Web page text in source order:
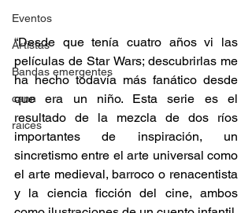
Eventos
Artistas
Bandas emergentes
cann
raices
“Desde que tenía cuatro años vi las
películas de Star Wars; descubrirlas me
ha hecho todavía más fanático desde
que era un niño. Esta serie es el
resultado de la mezcla de dos ríos
importantes de inspiración, un
sincretismo entre el arte universal como
el arte medieval, barroco o renacentista
y la ciencia ficción del cine, ambos